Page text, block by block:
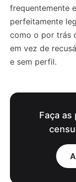
frequentemente
perfeitamente
como o por trás
em vez de
e sem perfil.
Faça